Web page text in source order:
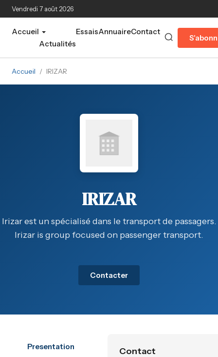
Aller au contenu principal
Vendredi 7 août 2026
Accueil
Actualités
EssaisAnnuaireContact
Accueil / IRIZAR
IRIZAR
Irizar est un spécialisé dans le transport de passagers.
Irizar is group focused on passenger transport.
Contacter
Presentation Contact